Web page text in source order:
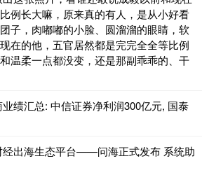
例长大嘛，原来真的有人，是从小好看
子，肉嘟嘟的小脸、圆溜溜的眼睛，软
在的他，五官居然都是完完全全等比例
温柔一点都没变，还是那副乖乖的、干
绩汇总: 中信证券净利润300亿元, 国泰
经出海生态平台——问海正式发布 系统助